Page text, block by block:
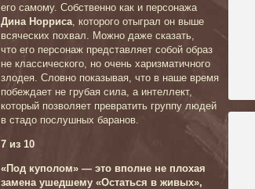
его самому. Собственно как и персонажа
Дина Норриса, которого отыграл он выше
всяческих похвал. Можно даже сказать,
что его персонаж представляет собой образ
не классического, но очень харизматичного
злодея. Словно показывая, что в наше время
побеждает не грубая сила, а интеллект,
который позволяет превратить группу людей
в стадо послушных баранов.
7 из 10
«Под куполом» — это вполне не плохая
замена ушедшему «Остаться в живых»,